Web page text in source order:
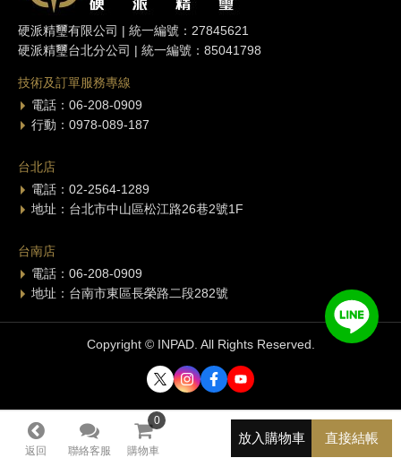
返回 聯絡客服
0
購物車
直接結帳
放入購物車
硬派精璽有限公司 | 統一編號：27845621
硬派精璽台北分公司 | 統一編號：85041798
技術及訂單服務專線
電話：06-208-0909
行動：0978-089-187
台北店
電話：02-2564-1289
地址：台北市中山區松江路26巷2號1F
台南店
電話：06-208-0909
地址：台南市東區長榮路二段282號
Copyright © INPAD. All Rights Reserved.
0